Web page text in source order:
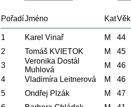
PořadíJméno KatVěk
1 Karel Vinař M 44
2
Tomáš KVIETOK M 45
3
Veronika Dostál
Muhlová
M 46
4
Vladimíra Leitnerová M 46
5
Ondřej Plzák M 47